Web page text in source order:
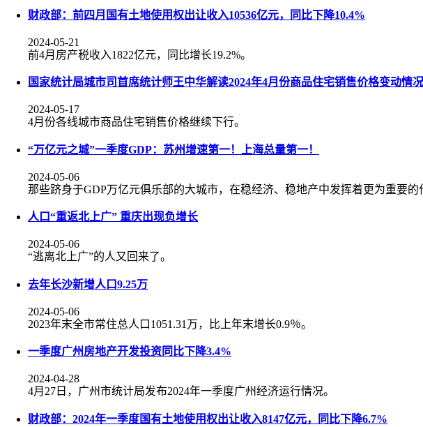
财政部：前四月国有土地使用权出让收入10536亿元，同比下降10.4%
2024-05-21
前4月房产税收入1822亿元，同比增长19.2%。
国家统计局城市司首席统计师王中华解读2024年4月份商品住宅销售价格变动情
2024-05-17
4月份各线城市商品住宅销售价格继续下行。
“万亿元之城”一季度GDP：苏州增速第一！上海总量第一！
2024-05-06
那些跻身于GDP万亿元俱乐部的大城市，在稳经济、稳地产中发挥着更为重要的
人口“重返北上广” 重庆出现负增长
2024-05-06
“逃离北上广”的人又回来了。
去年长沙新增人口9.25万
2024-05-06
2023年末全市常住总人口1051.31万，比上年末增长0.9％。
一季度广州房地产开发投资同比下降3.4%
2024-04-28
4月27日，广州市统计局发布2024年一季度广州经济运行情况。
财政部：2024年一季度国有土地使用权出让收入8147亿元，同比下降6.7%